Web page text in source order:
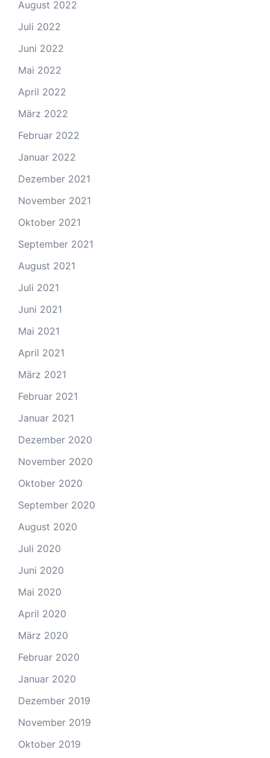
August 2022
Juli 2022
Juni 2022
Mai 2022
April 2022
März 2022
Februar 2022
Januar 2022
Dezember 2021
November 2021
Oktober 2021
September 2021
August 2021
Juli 2021
Juni 2021
Mai 2021
April 2021
März 2021
Februar 2021
Januar 2021
Dezember 2020
November 2020
Oktober 2020
September 2020
August 2020
Juli 2020
Juni 2020
Mai 2020
April 2020
März 2020
Februar 2020
Januar 2020
Dezember 2019
November 2019
Oktober 2019